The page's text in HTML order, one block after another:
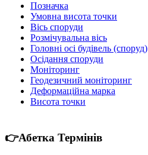
Позначка
Умовна висота точки
Вісь споруди
Розмічувальна вісь
Головні осі будівель (споруд)
Осідання споруди
Моніторинг
Геодезичний моніторинг
Деформаційна марка
Висота точки
👉Абетка Термінів